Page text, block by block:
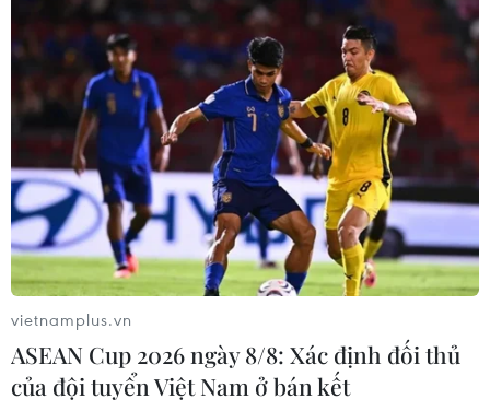
TIN LIÊN QUAN
vietnamplus.vn
ASEAN Cup 2026 ngày 8/8: Xác định đối thủ
của đội tuyển Việt Nam ở bán kết